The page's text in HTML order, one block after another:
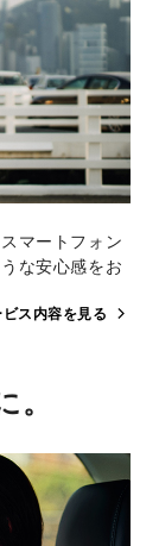
マートフォン
な安心感をお
ビス内容を見る